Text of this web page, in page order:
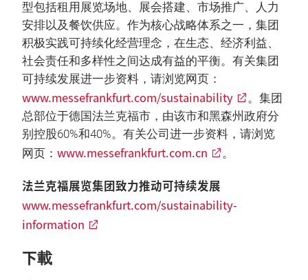
型包括租用展览场地、展会搭建、市场推广、人力
安排以及餐饮供应。作为核心战略体系之一，集团
积极实践可持续化经营理念，在生态、经济利益、
社会责任和多样性之间达成有益的平衡。有关集团
可持续发展进一步资料，请浏览网页：
www.messefrankfurt.com/sustainability
。集团
总部位于德国法兰克福市，由该市和黑森州政府分
别控股60%和40%。有关公司进一步资料，请浏览
网页： www.messefrankfurt.com.cn 。
法兰克福展览集团致力推动可持续发展
www.messefrankfurt.com/sustainability-
information
下載